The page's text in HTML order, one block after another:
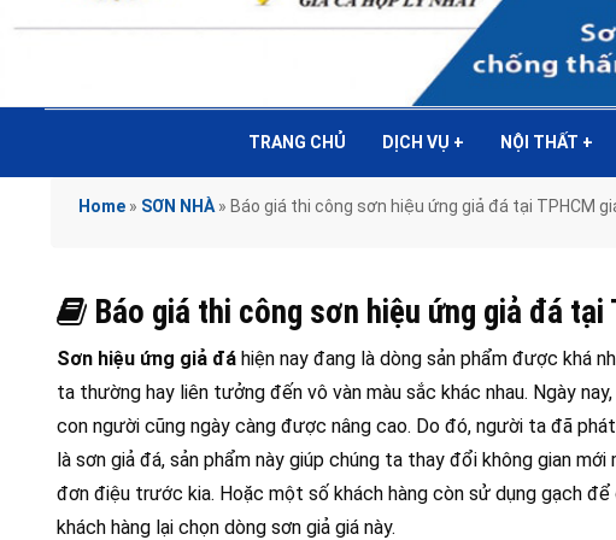
TRANG CHỦ DỊCH VỤ + NỘI THẤT +
Home » SƠN NHÀ » Báo giá thi công sơn hiệu ứng giả đá tại TPHCM
Báo giá thi công sơn hiệu ứng giả đá tại
Sơn hiệu ứng giả đá hiện nay đang là dòng sản phẩm được khá
ta thường hay liên tưởng đến vô vàn màu sắc khác nhau. Ngày
con người cũng ngày càng được nâng cao. Do đó, người ta đã
là sơn giả đá, sản phẩm này giúp chúng ta thay đổi không gian
đơn điệu trước kia. Hoặc một số khách hàng còn sử dụng gạch
khách hàng lại chọn dòng sơn giả giá này.